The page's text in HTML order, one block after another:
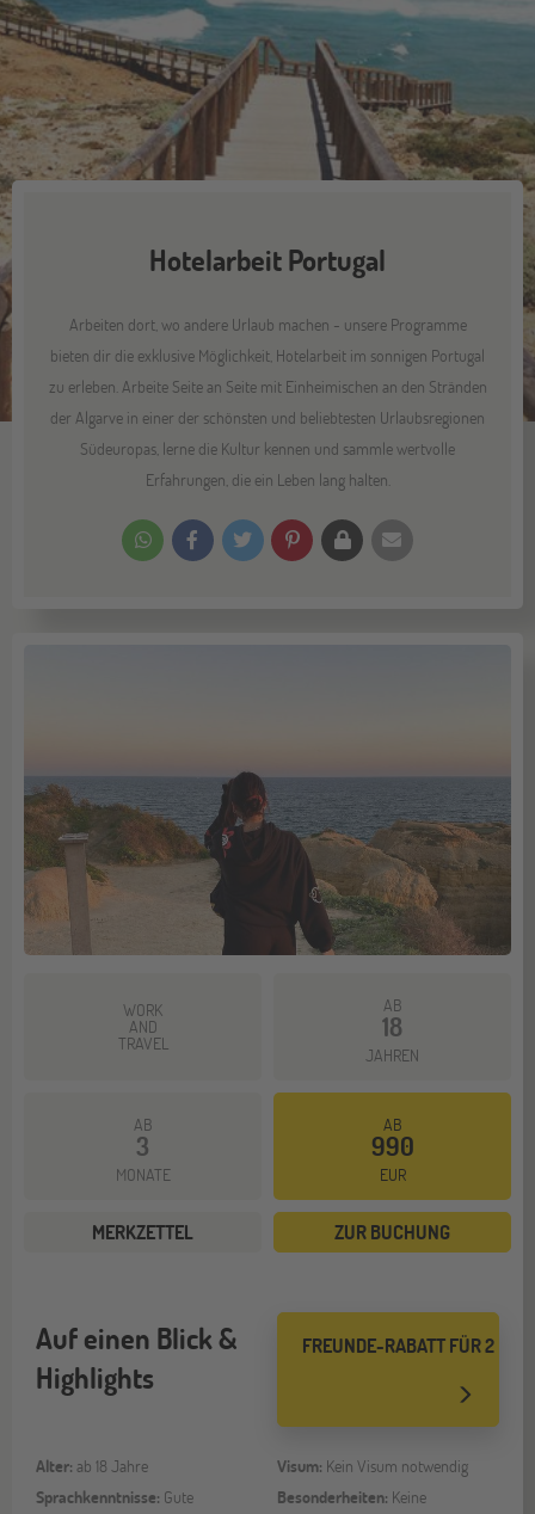
Hotelarbeit Portugal
Arbeiten dort, wo andere Urlaub machen - unsere Programme
bieten dir die exklusive Möglichkeit, Hotelarbeit im sonnigen Portugal
zu erleben. Arbeite Seite an Seite mit Einheimischen an den Stränden
der Algarve in einer der schönsten und beliebtesten Urlaubsregionen
Südeuropas, lerne die Kultur kennen und sammle wertvolle
Erfahrungen, die ein Leben lang halten.
WORK
AND
TRAVEL
AB
18
JAHREN
AB
3
MONATE
AB
990
EUR
MERKZETTEL ZUR BUCHUNG
FREUNDE-RABATT FÜR 2
Auf einen Blick &
Highlights
Alter: ab 18 Jahre
Sprachkenntnisse: Gute
Visum: Kein Visum notwendig
Besonderheiten: Keine